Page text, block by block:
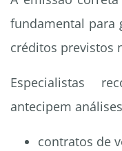
fundamental para
créditos previstos
Especialistas
antecipem
contratos de